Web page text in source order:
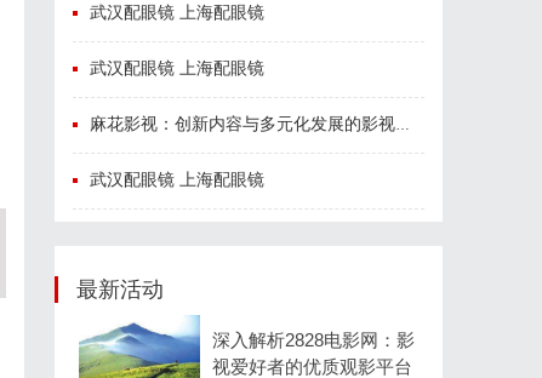
武汉配眼镜 上海配眼镜
武汉配眼镜 上海配眼镜
麻花影视：创新内容与多元化发展的影视新势力
武汉配眼镜 上海配眼镜
最新活动
深入解析2828电影网：影
视爱好者的优质观影平台